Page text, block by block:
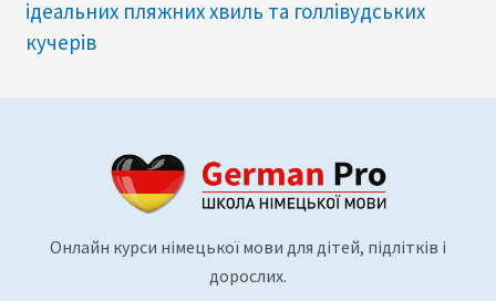
ідеальних пляжних хвиль та голлівудських
кучерів
Онлайн курси німецької мови для дітей, підлітків і
дорослих.